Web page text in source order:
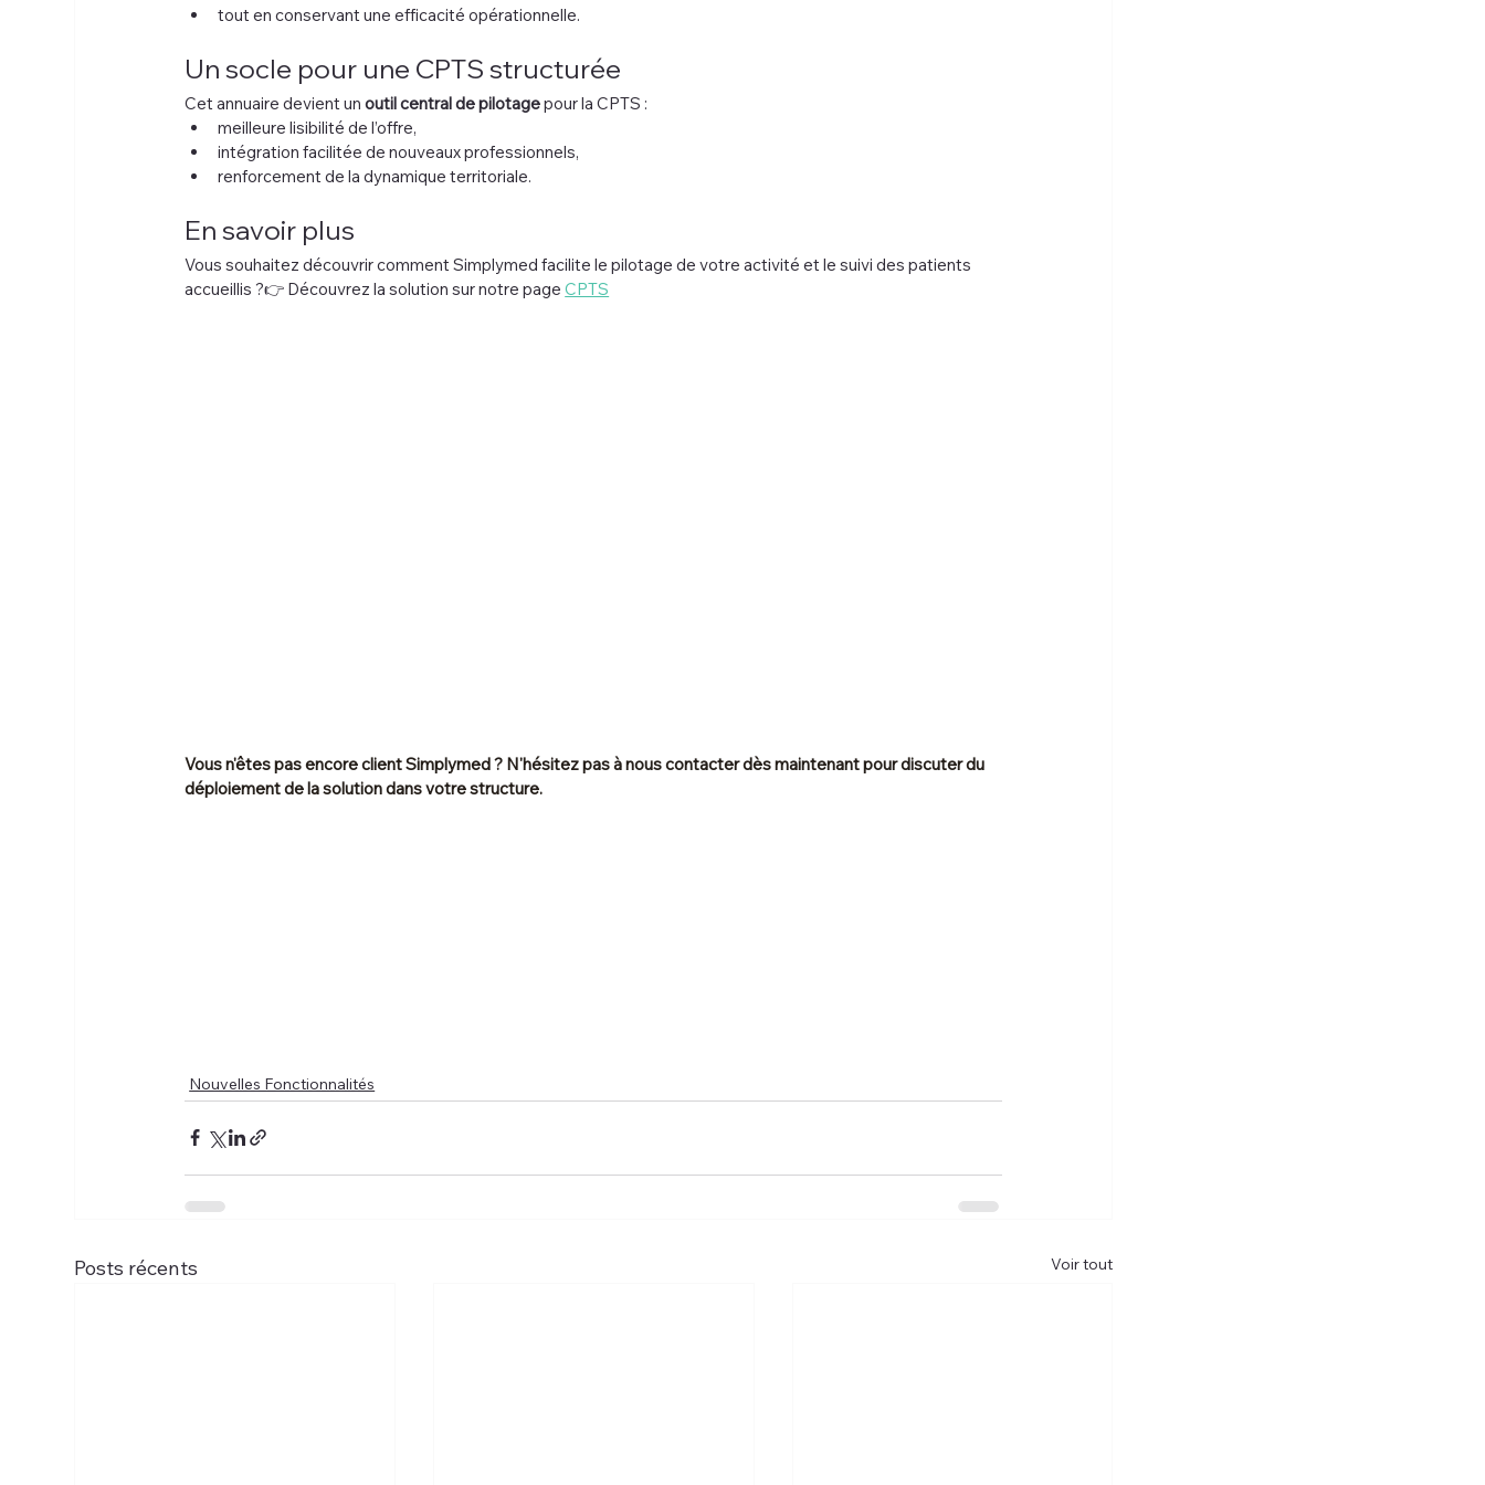
tout en conservant une efficacité opérationnelle.
Un socle pour une CPTS structurée
Cet annuaire devient un outil central de pilotage pour la CPTS :
meilleure lisibilité de l’offre,
intégration facilitée de nouveaux professionnels,
renforcement de la dynamique territoriale.
En savoir plus
Vous souhaitez découvrir comment Simplymed facilite le pilotage de votre activité et le suivi des patients
accueillis ?👉 Découvrez la solution sur notre page CPTS
Vous n'êtes pas encore client Simplymed ? N'hésitez pas à nous contacter dès maintenant pour discuter du
déploiement de la solution dans votre structure.
Nouvelles Fonctionnalités
Posts récents Voir tout